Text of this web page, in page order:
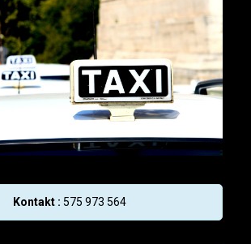
Kontakt : 575 973 564